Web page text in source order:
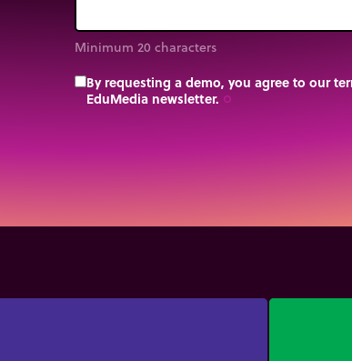
Minimum 20 characters
By requesting a demo, you agree to our
EduMedia newsletter. trip_origin